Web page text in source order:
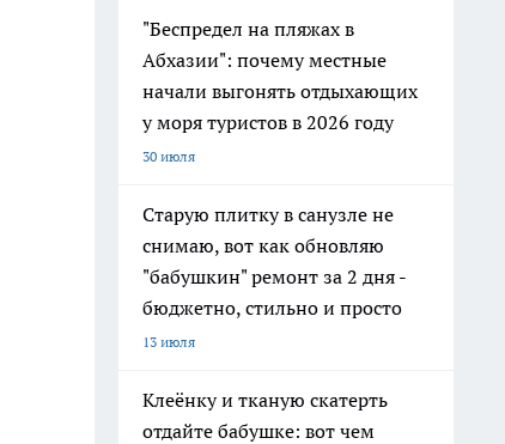
"Беспредел на пляжах в
Абхазии": почему местные
начали выгонять отдыхающих
у моря туристов в 2026 году
30 июля
Старую плитку в санузле не
снимаю, вот как обновляю
"бабушкин" ремонт за 2 дня -
бюджетно, стильно и просто
13 июля
Клеёнку и тканую скатерть
отдайте бабушке: вот чем